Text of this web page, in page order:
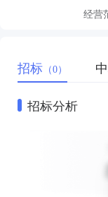
经营
招标 （0）
招标分析